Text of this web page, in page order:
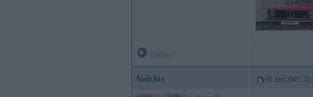
Aidzhis 01. Oct 2007,